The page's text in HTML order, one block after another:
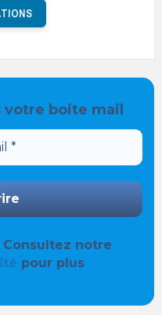
votre boite mail
Consultez notre
pour plus